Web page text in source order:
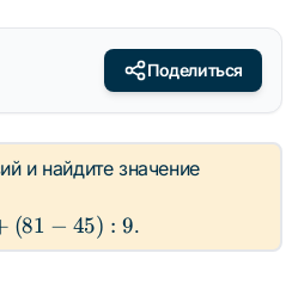
Поделиться
и найдите значение
(81 − 45) : 9.